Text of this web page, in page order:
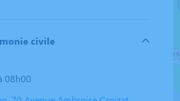
civile
08h00